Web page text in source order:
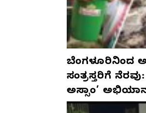
ಬೆಂಗಳೂರಿನಿಂದ
ಸಂತ್ರಸ್ತರಿಗೆ
ಅಸ್ಸಾಂ’